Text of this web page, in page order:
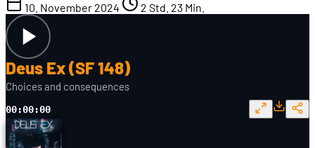
10. November 2024 2 Std. 23 Min.
Deus Ex (SF 148)
Choices and consequences
00:00:00